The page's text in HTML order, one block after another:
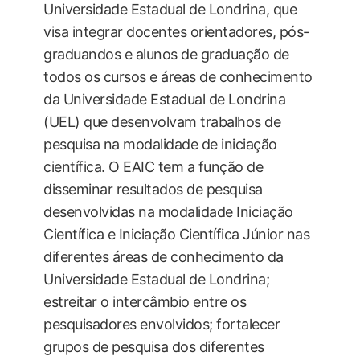
Universidade Estadual de Londrina, que
visa integrar docentes orientadores, pós-
graduandos e alunos de graduação de
todos os cursos e áreas de conhecimento
da Universidade Estadual de Londrina
(UEL) que desenvolvam trabalhos de
pesquisa na modalidade de iniciação
científica. O EAIC tem a função de
disseminar resultados de pesquisa
desenvolvidas na modalidade Iniciação
Científica e Iniciação Científica Júnior nas
diferentes áreas de conhecimento da
Universidade Estadual de Londrina;
estreitar o intercâmbio entre os
pesquisadores envolvidos; fortalecer
grupos de pesquisa dos diferentes